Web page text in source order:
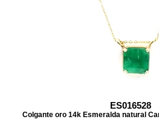
ES016528
Colgante oro 14k Esmeralda natural